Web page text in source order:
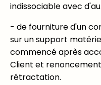
indissociable avec
- de fourniture d'un
sur un support
commencé après
Client et
rétractation.